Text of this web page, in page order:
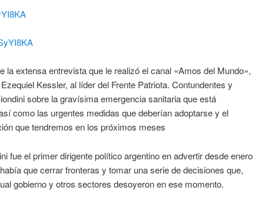
la extensa entrevista que le realizó el canal «Amos del Mundo»,
Kessler, al líder del Frente Patriota. Contundentes y
sobre la gravísima emergencia sanitaria que está
como las urgentes medidas que deberían adoptarse y el
que tendremos en los próximos meses
fue el primer dirigente político argentino en advertir desde enero
que cerrar fronteras y tomar una serie de decisiones que,
gobierno y otros sectores desoyeron en ese momento.